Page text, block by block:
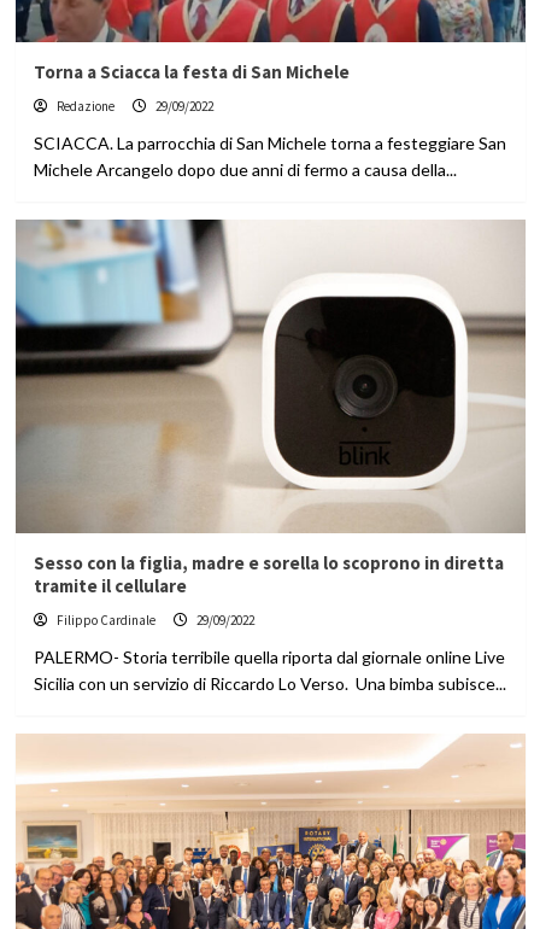
Torna a Sciacca la festa di San Michele
Redazione 29/09/2022
SCIACCA. La parrocchia di San Michele torna a festeggiare San
Michele Arcangelo dopo due anni di fermo a causa della...
Sesso con la figlia, madre e sorella lo scoprono in diretta
tramite il cellulare
Filippo Cardinale 29/09/2022
PALERMO- Storia terribile quella riporta dal giornale online Live
Sicilia con un servizio di Riccardo Lo Verso. Una bimba subisce...